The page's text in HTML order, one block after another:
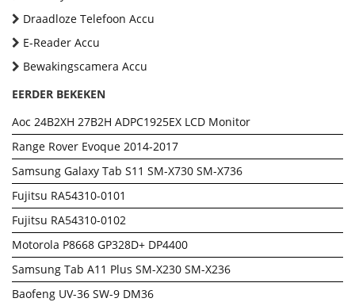
Draadloze Telefoon Accu
E-Reader Accu
Bewakingscamera Accu
EERDER BEKEKEN
Aoc 24B2XH 27B2H ADPC1925EX LCD Monitor
Range Rover Evoque 2014-2017
Samsung Galaxy Tab S11 SM-X730 SM-X736
Fujitsu RA54310-0101
Fujitsu RA54310-0102
Motorola P8668 GP328D+ DP4400
Samsung Tab A11 Plus SM-X230 SM-X236
Baofeng UV-36 SW-9 DM36